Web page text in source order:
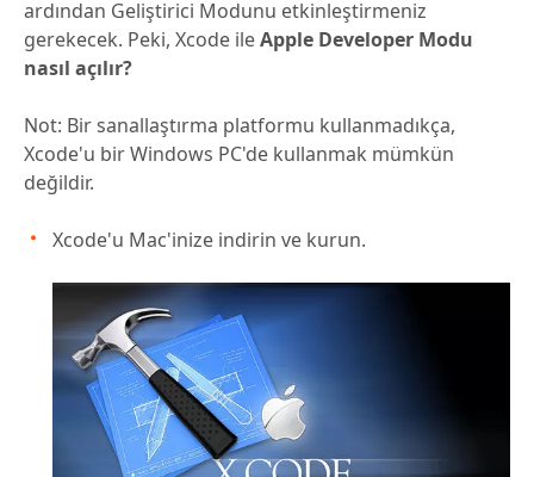
ardından Geliştirici Modunu etkinleştirmeniz
gerekecek. Peki, Xcode ileApple Developer Modu
nasıl açılır?
Not: Bir sanallaştırma platformu kullanmadıkça,
Xcode'u bir Windows PC'de kullanmak mümkün
değildir.
Xcode'u Mac'inize indirin ve kurun.